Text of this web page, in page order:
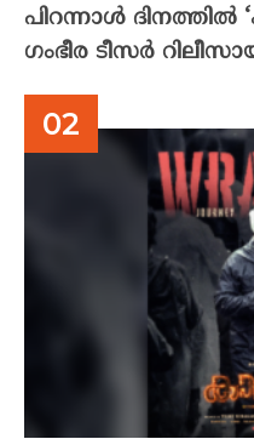
പിറന്നാൾ ദിനത്തിൽ
ഗംഭീര ടീസർ